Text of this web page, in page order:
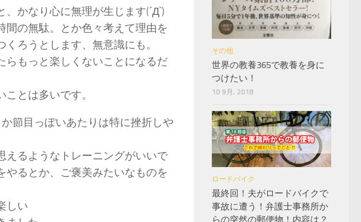
、かなり心に無理が生じます(´Д`)
の無駄。とか色々考えて理由を
ろうとします、無意識にも。
らもっと楽しくないことになるだ
とは多いです。
節目っぽいあたりは特に挫折しや
えるようなトレーニングがいいで
るとか、ご褒美みたいなものを
しい
その他
世界の教養365で教養を身に
つけたい！
10 9月, 2018
ロードバイク
最終回！夫がロードバイクで
事故に遭う！弁護士事務所か